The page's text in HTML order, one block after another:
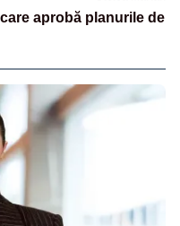
aprobă planurile de